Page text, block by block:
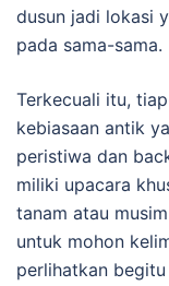
dusun jadi lokasi
pada sama-sama.
Terkecuali itu,
kebiasaan antik
peristiwa dan
miliki upacara
tanam atau
untuk mohon
perlihatkan